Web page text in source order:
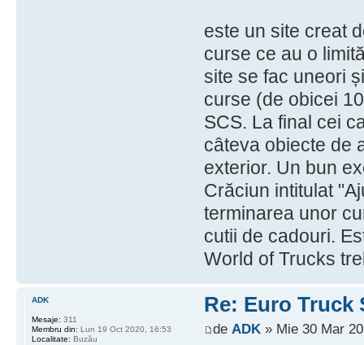
este un site creat
curse ce au o
site se fac uneori
curse (de obicei
SCS. La final cei
câteva obiecte de
exterior. Un bun
Crăciun intitulat
terminarea unor
cutii de cadouri.
World of Trucks
Re: Euro Truck
de ADK» Mie 30 Mar
ADK
Mesaje: 311
Membru din: Lun 19 Oct 2020, 16:53
Localitate: Buzău